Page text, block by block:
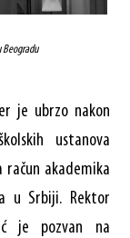
Beogradu
je ubrzo nakon
ustanova
akademika
u Srbiji. Rektor
je pozvan na